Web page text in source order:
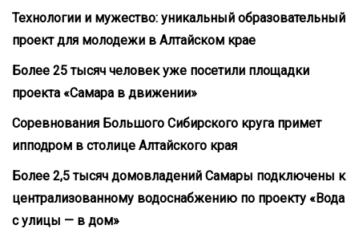
Технологии и мужество: уникальный образовательный
проект для молодежи в Алтайском крае
Более 25 тысяч человек уже посетили площадки
проекта «Самара в движении»
Соревнования Большого Сибирского круга примет
ипподром в столице Алтайского края
Более 2,5 тысяч домовладений Самары подключены к
централизованному водоснабжению по проекту «Вода
с улицы — в дом»